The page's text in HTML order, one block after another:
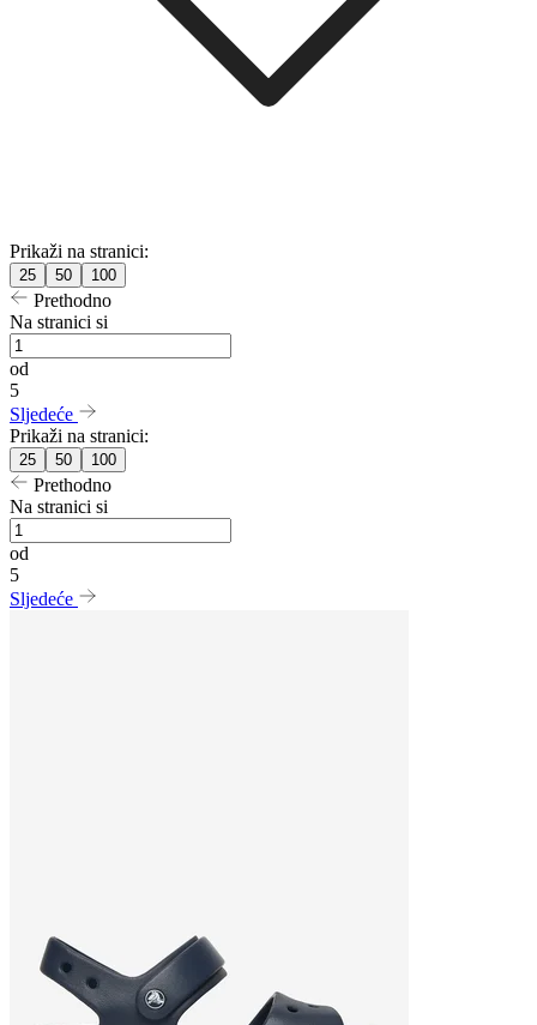
Prikaži na stranici:
25 50 100
Prethodno
Na stranici si
od
5
Sljedeće
Prikaži na stranici:
25 50 100
Prethodno
Na stranici si
od
5
Sljedeće